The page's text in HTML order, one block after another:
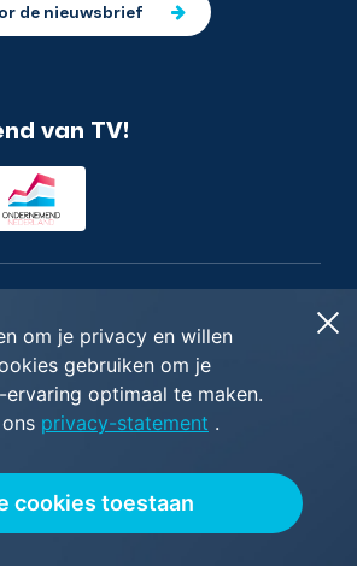
de nieuwsbrief
van TV!
©2014 - 2026Restyles B.V.
—Privacy & cookie policy
met 5/5sterren gebaseerd op
23 Google reviews.
om je privacy en willen
gebruiken om je
optimaal te maken.
privacy-statement .
cookies toestaan